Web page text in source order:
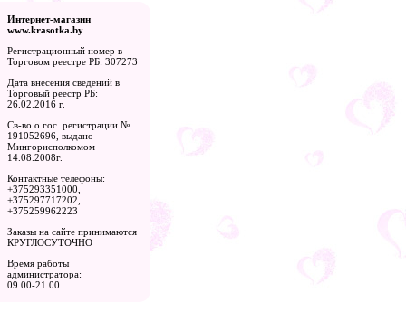
Интернет-магазин
www.krasotka.by
Регистрационный номер в
Торговом реестре РБ: 307273
Дата внесения сведений в
Торговый реестр РБ:
26.02.2016 г.
Св-во о гос. регистрации №
191052696, выдано
Мингорисполкомом
14.08.2008г.
Контактные телефоны:
+375293351000,
+375297717202,
+375259962223
Заказы на сайте принимаются
КРУГЛОСУТОЧНО
Время работы
администратора:
09.00-21.00